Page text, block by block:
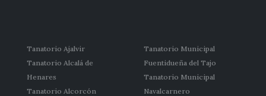
Tanatorio Ajalvir
Tanatorio Alcalá de
Henares
Tanatorio Alcorcón
Tanatorio Municipal
Fuentidueña del Tajo
Tanatorio Municipal
Navalcarnero